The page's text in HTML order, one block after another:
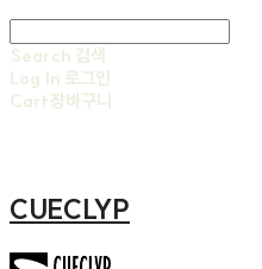
Search 검색
Log In 로그인
Cart장바구니
CUECLYP